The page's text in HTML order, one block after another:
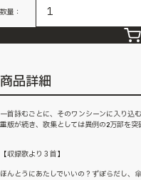
数量：
商品詳細
一首詠むごとに、そのワンシーンに入り込
重版が続き、歌集としては異例の2万部を突
【収録歌より３首】
ほんとうにあたしでいいの？ずぼらだし、